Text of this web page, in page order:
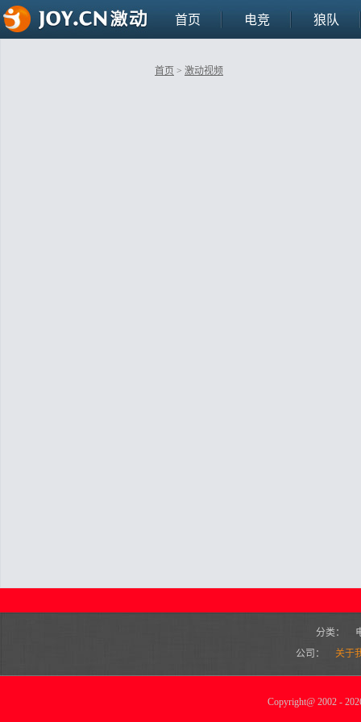
首页 电竞 狼队
首页 > 激动视频
分类：
公司：
关于
Copyright@2002 -